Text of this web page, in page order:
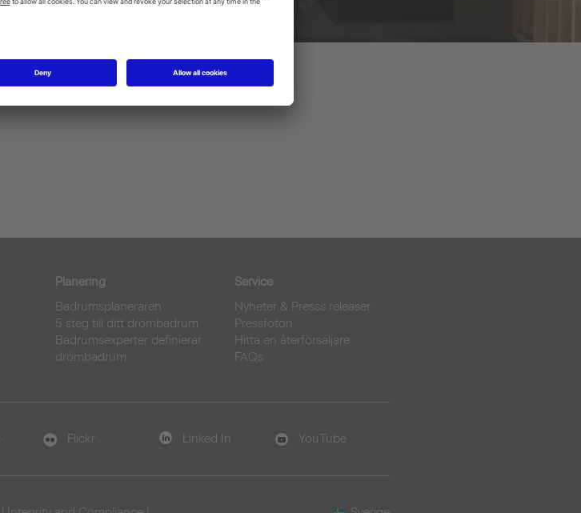
Planering
Badrumsplaneraren
5 steg till ditt drömbadrum
Badrumsexperter definierar
drömbadrum
Service
Nyheter & Presss releaser
Pressfoton
Hitta en återförsäljare
FAQs
Flickr Linked In YouTube